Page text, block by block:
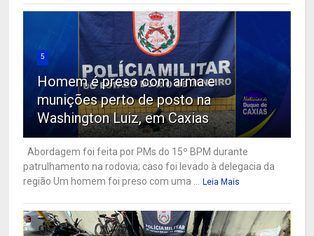
5
Homem é preso com arma e
munições perto de posto na
Washington Luiz, em Caxias
Abordagem foi feita por PMs do 15º BPM durante
patrulhamento na rodovia; caso foi levado à delegacia da
região Um homem foi preso com uma ...
Leia Mais